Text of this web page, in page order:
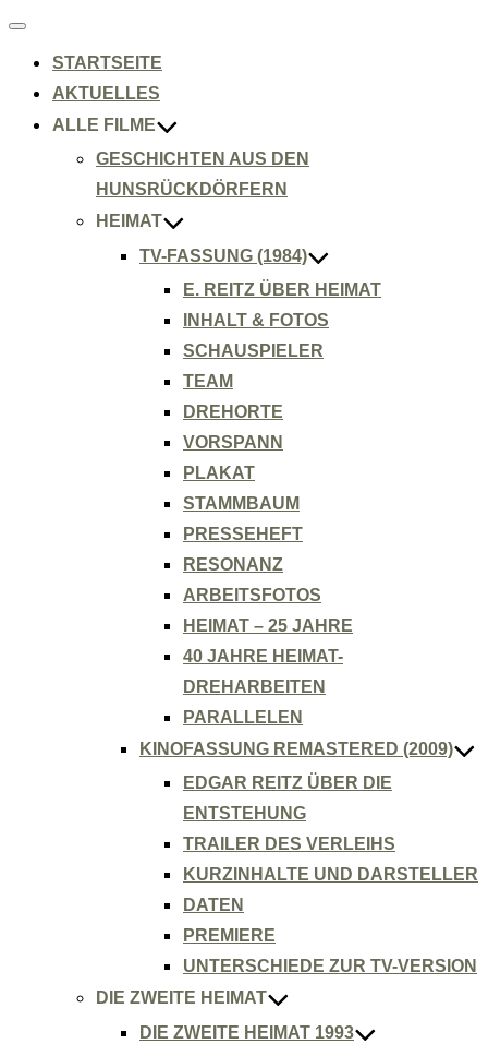
Navigation
STARTSEITE
AKTUELLES
ALLE FILME
GESCHICHTEN AUS DEN
HUNSRÜCKDÖRFERN
HEIMAT
TV-FASSUNG (1984)
E. REITZ ÜBER HEIMAT
INHALT & FOTOS
SCHAUSPIELER
TEAM
DREHORTE
VORSPANN
PLAKAT
STAMMBAUM
PRESSEHEFT
RESONANZ
ARBEITSFOTOS
HEIMAT – 25 JAHRE
40 JAHRE HEIMAT-
DREHARBEITEN
PARALLELEN
KINOFASSUNG REMASTERED (2009)
EDGAR REITZ ÜBER DIE
ENTSTEHUNG
TRAILER DES VERLEIHS
KURZINHALTE UND DARSTELLER
DATEN
PREMIERE
UNTERSCHIEDE ZUR TV-VERSION
DIE ZWEITE HEIMAT
DIE ZWEITE HEIMAT 1993